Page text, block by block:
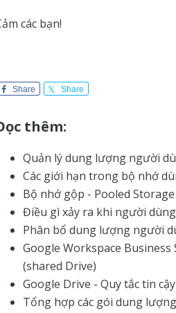
các bạn!
Share Share
thêm:
Quản lý dung lượng người
Các giới hạn trong bộ nhớ
Bộ nhớ gộp - Pooled
Điều gì xảy ra khi người
Phân bổ dung lượng người
Google Workspace
(shared Drive)
Google Drive - Quy tắc tin
Tổng hợp các gói dung